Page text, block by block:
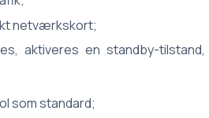
netværkskort;
aktiveres en standby-
som standard;